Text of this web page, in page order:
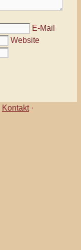
E-Mail
Website
Kontakt·